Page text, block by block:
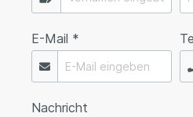
E-Mail *
Nachricht